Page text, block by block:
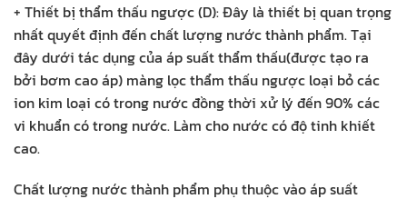
+ Thiết bị thẩm thấu ngược (D): Đây là thiết bị quan trọng
nhất quyết định đến chất lượng nước thành phẩm. Tại
đây dưới tác dụng của áp suất thẩm thấu(được tạo ra
bởi bơm cao áp) màng lọc thẩm thấu ngược loại bỏ các
ion kim loại có trong nước đồng thời xử lý đến 90% các
vi khuẩn có trong nước. Làm cho nước có độ tinh khiết
cao.
Chất lượng nước thành phẩm phụ thuộc vào áp suất